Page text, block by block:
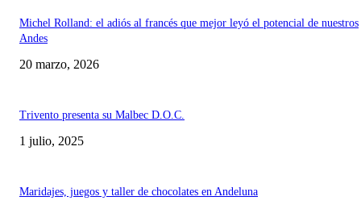
Michel Rolland: el adiós al francés que mejor leyó el potencial de nuestros
Andes
20 marzo, 2026
Trivento presenta su Malbec D.O.C.
1 julio, 2025
Maridajes, juegos y taller de chocolates en Andeluna